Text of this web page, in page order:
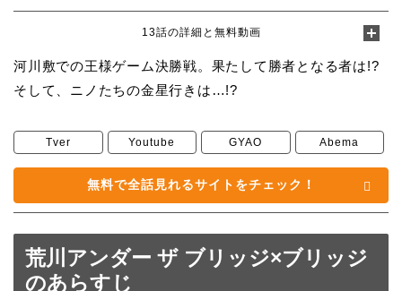
13話の詳細と無料動画
河川敷での王様ゲーム決勝戦。果たして勝者となる者は!?
そして、ニノたちの金星行きは…!?
Tver Youtube GYAO Abema
無料で全話見れるサイトをチェック！
荒川アンダー ザ ブリッジ×ブリッジ
のあらすじ